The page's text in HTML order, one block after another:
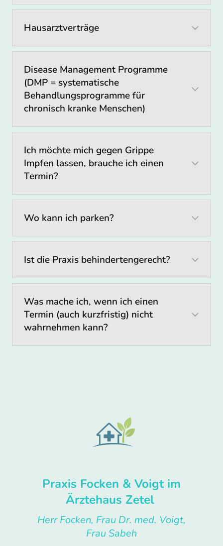
Sportuntersuchungen
Jugendarbeitsschutzuntersuchungen
Ruhe-EKG
Belastungs-EKG
Langzeit-EKG
Langzeitblutdruckmessung
Durchblutungsmessung der arteriellen
Lungenfunktionsprüfung mit
Bodyplethysmographie
Ultraschalluntersuchung - Bauch
Ultraschalluntersuchungen - Herz
Ultraschalluntersuchung der Halsgefäße
Impfungen bei Kindern, Jugendlichen und
Hörtest
Infusionstherapie
Hausbesuche
Videosprechstunde
Chronisch obstruktive
Atemwegserkrankungen (COPD)
Hausarztverträge
Disease Management Programme
(DMP = systematische
Behandlungsprogramme für
chronisch kranke Menschen)
Ich möchte mich gegen Grippe
Impfen lassen, brauche ich einen
Termin?
Wo kann ich parken?
Ist die Praxis behindertengerecht?
Was mache ich, wenn ich einen
Termin (auch kurzfristig) nicht
wahrnehmen kann?
Praxis Focken & Voigt im
Ärztehaus Zetel
Herr Focken, Frau Dr. med. Voigt,
Frau Sabeh